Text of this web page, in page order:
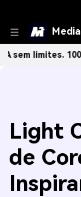
100%
Light
de